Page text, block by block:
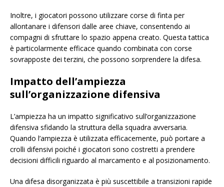
Inoltre, i giocatori possono utilizzare corse di finta per
allontanare i difensori dalle aree chiave, consentendo ai
compagni di sfruttare lo spazio appena creato. Questa tattica
è particolarmente efficace quando combinata con corse
sovrapposte dei terzini, che possono sorprendere la difesa.
Impatto dell’ampiezza
sull’organizzazione difensiva
L’ampiezza ha un impatto significativo sull’organizzazione
difensiva sfidando la struttura della squadra avversaria.
Quando l’ampiezza è utilizzata efficacemente, può portare a
crolli difensivi poiché i giocatori sono costretti a prendere
decisioni difficili riguardo al marcamento e al posizionamento.
Una difesa disorganizzata è più suscettibile a transizioni rapide